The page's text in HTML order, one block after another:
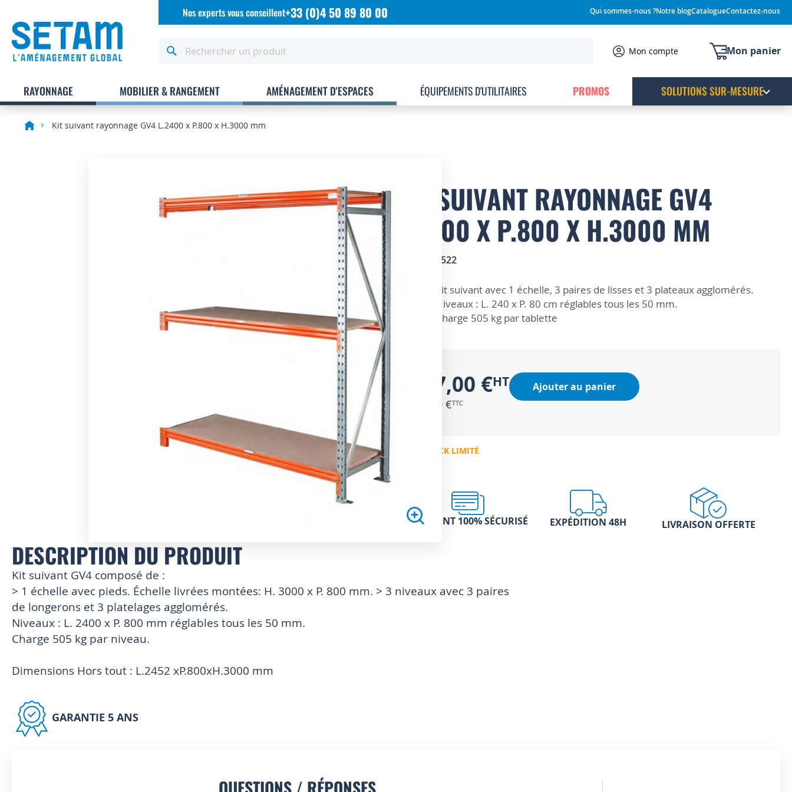
Allez
Qui sommes-nous ?Notre blogCatalogueContactez-nous
Nos experts vous conseillent+33 (0)4 50 89 80 00
Mon panier
Mon compte
RAYONNAGE MOBILIER & RANGEMENT AMÉNAGEMENT D'ESPACES ÉQUIPEMENTS D'UTILITAIRES PROMOS SOLUTIONS SUR-MESURE
Kit suivant rayonnage GV4 L.2400 x P.800 x H.3000 mm
Skip
the
beginning
of
the
images
gallery
KIT SUIVANT RAYONNAGE GV4
L.2400 X P.800 X H.3000 MM
5713522
Kit suivant avec 1 échelle, 3 paires de lisses et 3 plateaux agglomérés.
Niveaux : L. 240 x P. 80 cm réglables tous les 50 mm.
Charge 505 kg par tablette
607,00 €
728,40 €
Ajouter au panier
EN STOCK LIMITÉ
PAIEMENT 100% SÉCURISÉ EXPÉDITION 48H LIVRAISON OFFERTE
DESCRIPTION DU PRODUIT
Kit suivant GV4 composé de :
> 1 échelle avec pieds. Échelle livrées montées: H. 3000 x P. 800 mm. > 3 niveaux avec 3 paires
de longerons et 3 platelages agglomérés.
Niveaux : L. 2400 x P. 800 mm réglables tous les 50 mm.
Charge 505 kg par niveau.
Dimensions Hors tout : L.2452 xP.800xH.3000 mm
GARANTIE 5 ANS